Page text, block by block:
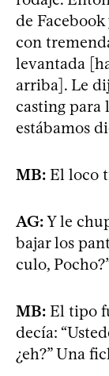
de
con
levantada
arriba]. Le
casting para
estábamos
MB: El loco
AG:Y le
bajar los
culo,
MB: El tipo
decía:
¿eh?” Una